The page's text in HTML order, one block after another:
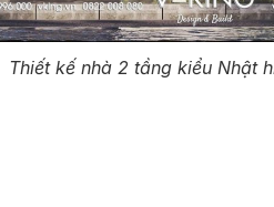
Thiết kế nhà 2 tầng kiểu Nhật